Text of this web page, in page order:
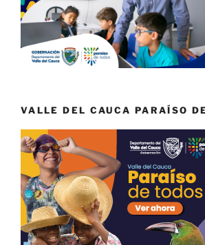
VALLE DEL CAUCA PARAÍSO